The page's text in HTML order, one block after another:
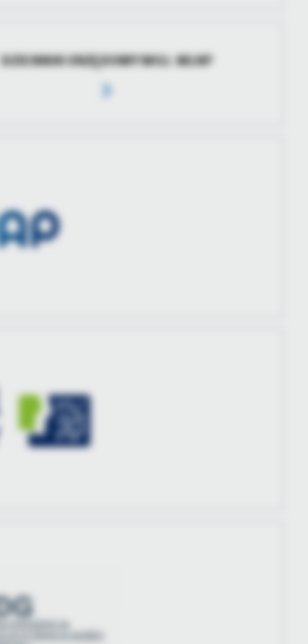
DZIENNIK URZĘDOWY WOJ. WLKP